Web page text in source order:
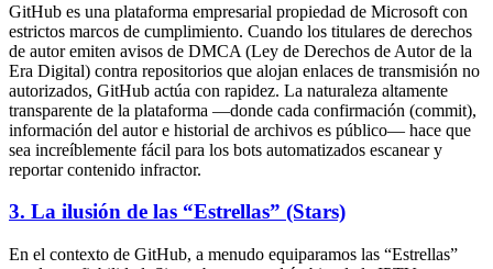
GitHub es una plataforma empresarial propiedad de Microsoft con
estrictos marcos de cumplimiento. Cuando los titulares de derechos
de autor emiten avisos de DMCA (Ley de Derechos de Autor de la
Era Digital) contra repositorios que alojan enlaces de transmisión no
autorizados, GitHub actúa con rapidez. La naturaleza altamente
transparente de la plataforma —donde cada confirmación (commit),
información del autor e historial de archivos es público— hace que
sea increíblemente fácil para los bots automatizados escanear y
reportar contenido infractor.
3. La ilusión de las “Estrellas” (Stars)
En el contexto de GitHub, a menudo equiparamos las “Estrellas”